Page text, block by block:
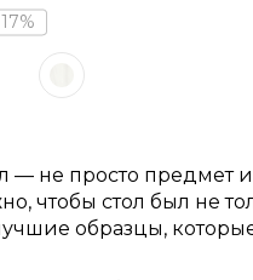
17%
не просто предмет
чтобы стол был не
образцы,